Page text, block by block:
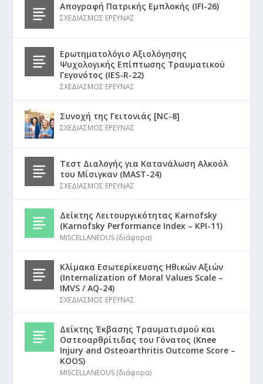
Απογραφή Πατρικής Εμπλοκής (IFI-26)
ΣΧΕΔΙΑΣΜΟΣ ΕΡΕΥΝΑΣ
Ερωτηματολόγιο Αξιολόγησης
Ψυχολογικής Επίπτωσης Τραυματικού
Γεγονότος (IES-R-22)
ΣΧΕΔΙΑΣΜΟΣ ΕΡΕΥΝΑΣ
Συνοχή της Γειτονιάς [NC-8]
ΣΧΕΔΙΑΣΜΟΣ ΕΡΕΥΝΑΣ
Τεστ Διαλογής για Κατανάλωση Αλκοόλ
του Μίσιγκαν (MAST-24)
ΣΧΕΔΙΑΣΜΟΣ ΕΡΕΥΝΑΣ
Δείκτης Λειτουργικότητας Karnofsky
(Karnofsky Performance Index – KPI-11)
MISCELLANEOUS (διάφορα)
Κλίμακα Εσωτερίκευσης Ηθικών Αξιών
(Internalization of Moral Values Scale –
IMVS / AQ-24)
ΣΧΕΔΙΑΣΜΟΣ ΕΡΕΥΝΑΣ
Δείκτης Έκβασης Τραυματισμού και
Οστεοαρθρίτιδας του Γόνατος (Knee
Injury and Osteoarthritis Outcome Score –
KOOS)
MISCELLANEOUS (διάφορα)